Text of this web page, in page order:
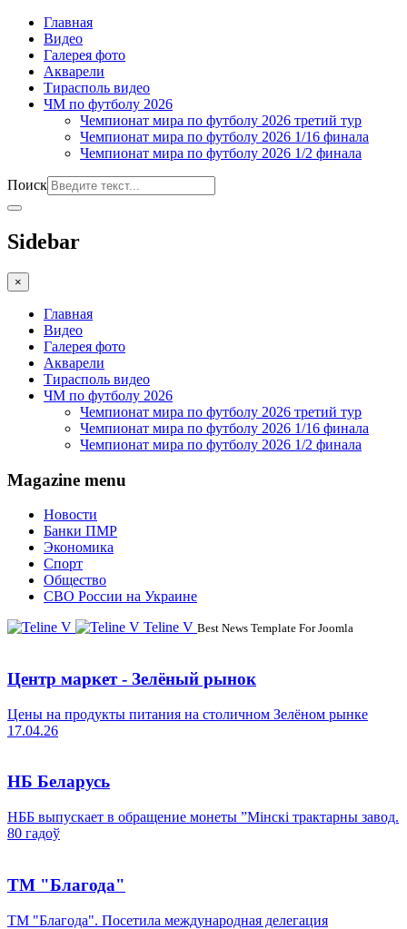
Главная
Видео
Галерея фото
Акварели
Тирасполь видео
ЧМ по футболу 2026
Чемпионат мира по футболу 2026 третий тур
Чемпионат мира по футболу 2026 1/16 финала
Чемпионат мира по футболу 2026 1/2 финала
Поиск
Sidebar
×
Главная
Видео
Галерея фото
Акварели
Тирасполь видео
ЧМ по футболу 2026
Чемпионат мира по футболу 2026 третий тур
Чемпионат мира по футболу 2026 1/16 финала
Чемпионат мира по футболу 2026 1/2 финала
Magazine menu
Новости
Банки ПМР
Экономика
Спорт
Общество
СВО России на Украине
Teline V Best News Template For Joomla
Центр маркет - Зелёный рынок
Цены на продукты питания на столичном Зелёном рынке
17.04.26
НБ Беларусь
НББ выпускает в обращение монеты ”Мінскі трактарны завод.
80 гадоў
ТМ "Благода"
ТМ "Благода". Посетила международная делегация